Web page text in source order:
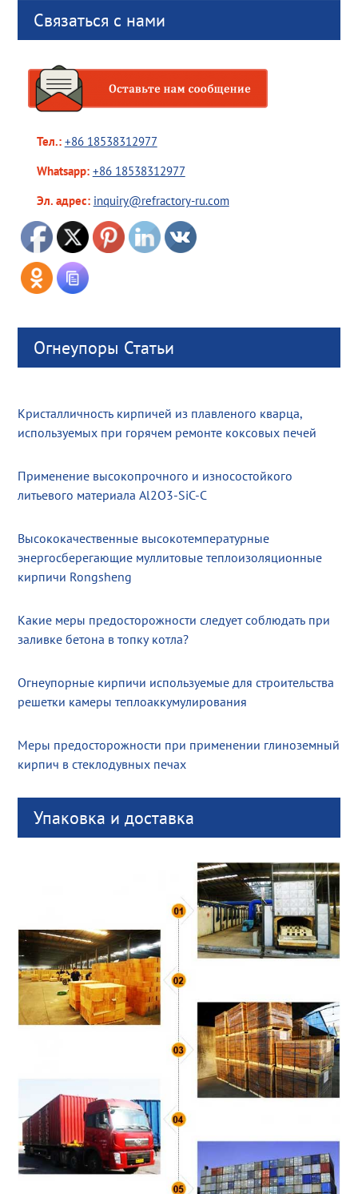
Связаться с нами
Тел.: +86 18538312977
Whatsapp: +86 18538312977
Эл. адрес: inquiry@refractory-ru.com
Огнеупоры Статьи
Кристалличность кирпичей из плавленого кварца,
используемых при горячем ремонте коксовых печей
Применение высокопрочного и износостойкого
литьевого материала Al2O3-SiC-C
Высококачественные высокотемпературные
энергосберегающие муллитовые теплоизоляционные
кирпичи Rongsheng
Какие меры предосторожности следует соблюдать при
заливке бетона в топку котла?
Огнеупорные кирпичи используемые для строительства
решетки камеры теплоаккумулирования
Меры предосторожности при применении глиноземный
кирпич в стеклодувных печах
Упаковка и доставка